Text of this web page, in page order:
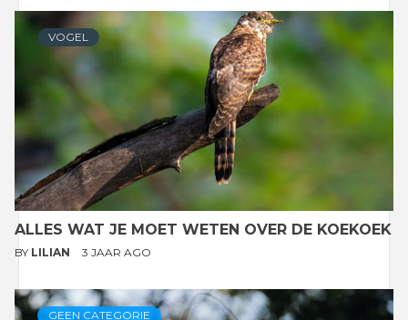
VOGEL
ALLES WAT JE MOET WETEN OVER DE KOEKOEK
BY LILIAN 3 JAAR AGO
GEEN CATEGORIE